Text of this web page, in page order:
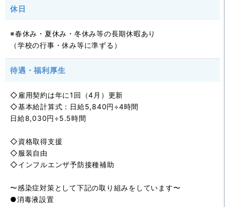
休日
※春休み・夏休み・冬休み等の長期休暇あり
（学校の行事・休み等に準ずる）
待遇・福利厚生
◇雇用契約は年に1回（4月）更新
◇基本給計算式：日給5,840円÷4時間
日給8,030円÷5.5時間
◇資格取得支援
◇服装自由
◇インフルエンザ予防接種補助
〜感染症対策として下記の取り組みをしています〜
●消毒液設置